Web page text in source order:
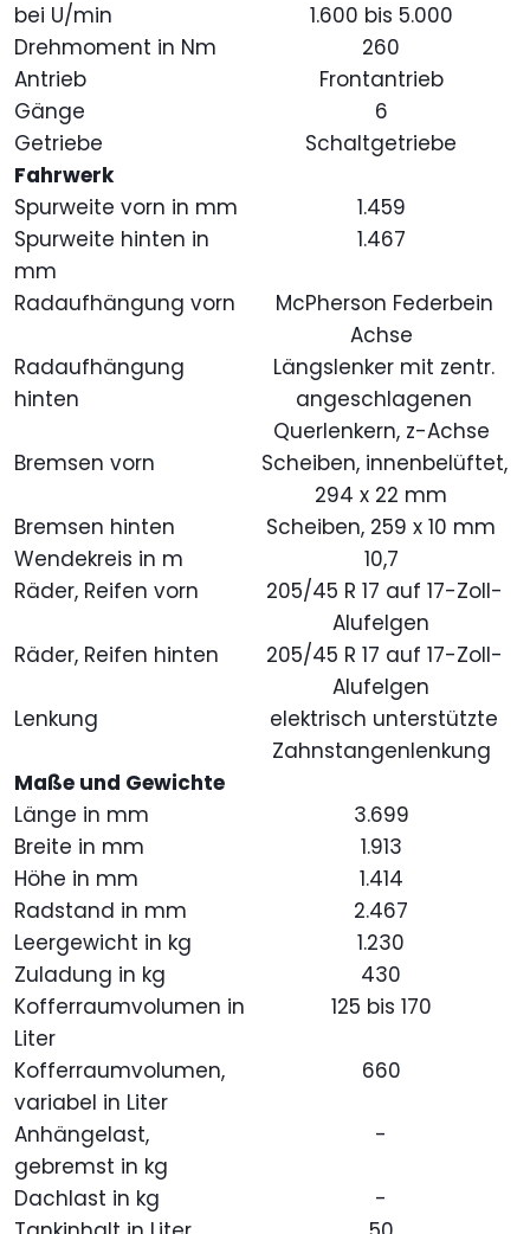
bei U/min
1.600 bis 5.000
Drehmoment in Nm
260
Antrieb
Frontantrieb
Gänge
6
Getriebe
Schaltgetriebe
Fahrwerk
Spurweite vorn in mm
1.459
Spurweite hinten in
mm
1.467
Radaufhängung vorn
McPherson Federbein
Achse
Radaufhängung
hinten
Längslenker mit zentr.
angeschlagenen
Querlenkern, z-Achse
Bremsen vorn
Scheiben, innenbelüftet,
294 x 22 mm
Bremsen hinten
Scheiben, 259 x 10 mm
Wendekreis in m
10,7
Räder, Reifen vorn
205/45 R 17 auf 17-Zoll-
Alufelgen
Räder, Reifen hinten
205/45 R 17 auf 17-Zoll-
Alufelgen
Lenkung
elektrisch unterstützte
Zahnstangenlenkung
Maße und Gewichte
Länge in mm
3.699
Breite in mm
1.913
Höhe in mm
1.414
Radstand in mm
2.467
Leergewicht in kg
1.230
Zuladung in kg
430
Kofferraumvolumen in
Liter
125 bis 170
Kofferraumvolumen,
variabel in Liter
660
Anhängelast,
gebremst in kg
-
Dachlast in kg
-